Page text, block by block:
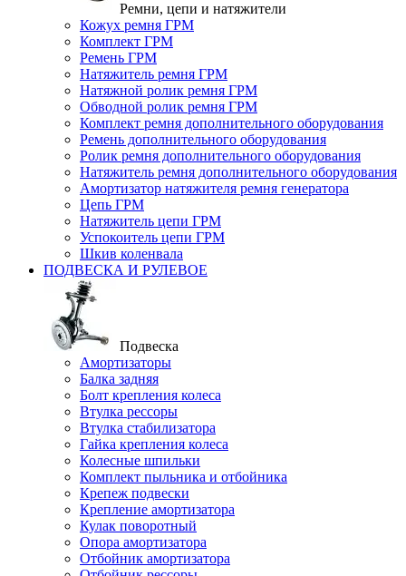
Ремни, цепи и натяжители
Кожух ремня ГРМ
Комплект ГРМ
Ремень ГРМ
Натяжитель ремня ГРМ
Натяжной ролик ремня ГРМ
Обводной ролик ремня ГРМ
Комплект ремня дополнительного оборудования
Ремень дополнительного оборудования
Ролик ремня дополнительного оборудования
Натяжитель ремня дополнительного оборудования
Амортизатор натяжителя ремня генератора
Цепь ГРМ
Натяжитель цепи ГРМ
Успокоитель цепи ГРМ
Шкив коленвала
ПОДВЕСКА И РУЛЕВОЕ
Подвеска
Амортизаторы
Балка задняя
Болт крепления колеса
Втулка рессоры
Втулка стабилизатора
Гайка крепления колеса
Колесные шпильки
Комплект пыльника и отбойника
Крепеж подвески
Крепление амортизатора
Кулак поворотный
Опора амортизатора
Отбойник амортизатора